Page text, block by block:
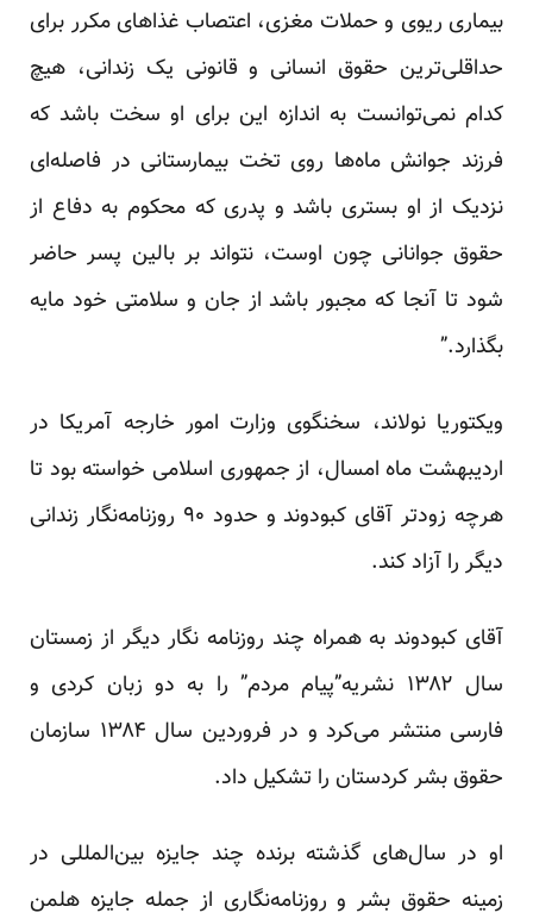
بیماری ریوی و حملات مغزی، اعتصاب غذاهای مکرر برای
حداقلی‌ترین حقوق انسانی و قانونی یک زندانی، هیچ
کدام نمی‌توانست به اندازه این برای او سخت باشد که
فرزند جوانش ماه‌ها روی تخت بیمارستانی در فاصله‌ای
نزدیک از او بستری باشد و پدری که محکوم به دفاع از
حقوق جوانانی چون اوست، نتواند بر بالین پسر حاضر
شود تا آنجا که مجبور باشد از جان و سلامتی خود مایه
بگذارد.”
ویکتوریا نولاند، سخنگوی وزارت امور خارجه آمریکا در
اردیبهشت ماه امسال، از جمهوری اسلامی خواسته بود تا
هرچه زود‌تر آقای کبودوند و حدود ۹۰ روزنامه‌نگار زندانی
دیگر را آزاد کند.
آقای کبودوند به همراه چند روزنامه نگار دیگر از زمستان
سال ۱۳۸۲ نشریه”پیام مردم” را به دو زبان کردی و
فارسی منتشر می‌کرد و در فروردین سال ۱۳۸۴ سازمان
حقوق بشر کردستان را تشکیل داد.
او در سال‌های گذشته برنده چند جایزه بین‌المللی در
زمینه حقوق بشر و روزنامه‌نگاری از جمله جایزه هلمن